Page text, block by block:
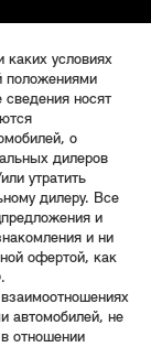
условиях
положениями
носят
о
дилеров
утратить
дилеру. Все
и
и ни
офертой, как
автомобилей, не
отношении